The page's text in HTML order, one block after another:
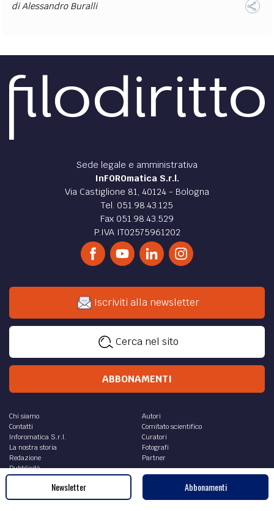
diAlessandro Buralli
Sede legale e amministrativa
InFOROmatica S.r.l.
Via Castiglione 81, 40124 - Bologna
Tel. 051.98.43.125
Fax 051.98.43.529
P.IVA IT02575961202
Iscriviti alla newsletter
Cerca nel sito
ABBONAMENTI
Chi siamo
Contatti
Inforomatica S.r.l.
La nostra storia
Redazione
Pubblicità
Autori
Comitato scientifico
Curatori
Fotografi
Partner
Avvertenze legali
Contestazioni
Recensioni
Newsletter Abbonamenti